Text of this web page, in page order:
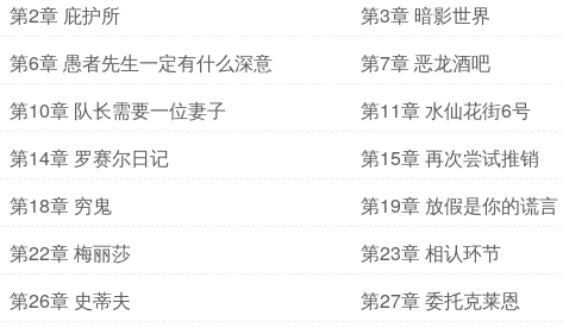
第2章 庇护所 第3章 暗影世界
第6章 愚者先生一定有什么深意 第7章 恶龙酒吧
第10章 队长需要一位妻子 第11章 水仙花街6号
第14章 罗赛尔日记 第15章 再次尝试推销
第18章 穷鬼 第19章 放假是你的谎言
第22章 梅丽莎 第23章 相认环节
第26章 史蒂夫 第27章 委托克莱恩